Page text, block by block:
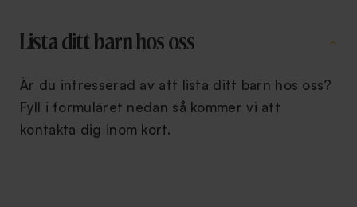
Lista ditt barn hos oss
Är du intresserad av att lista ditt barn hos oss?
Fyll i formuläret nedan så kommer vi att
kontakta dig inom kort.